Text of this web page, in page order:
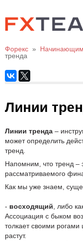
Форекс » Начинающим
тренда
Линии
Линии тренда –
может определить
тренд.
Напомним, что тренд –
рассматриваемого
Как мы уже знаем,
- восходящий , либо
Ассоциация с быком
толкает своими рогами
растут.